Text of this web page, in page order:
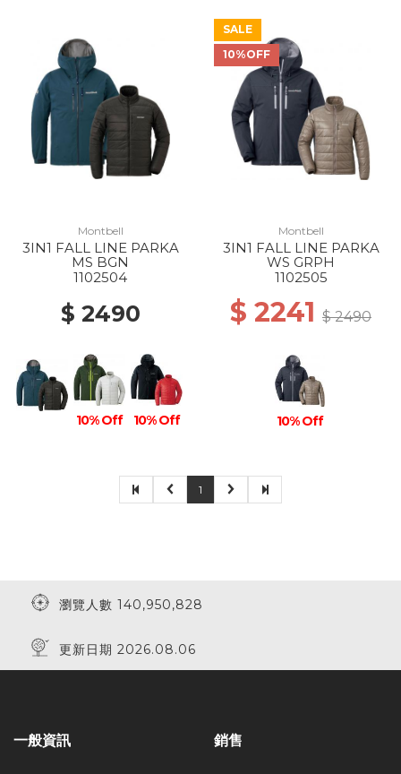
Montbell
3IN1 FALL LINE PARKA
MS BGN
1102504
$ 2490
10% Off 10% Off
SALE
10%OFF
Montbell
3IN1 FALL LINE PARKA
WS GRPH
1102505
$ 2241 $ 2490
10% Off
1
瀏覽人數 140,950,828
更新日期 2026.08.06
一般資訊 銷售